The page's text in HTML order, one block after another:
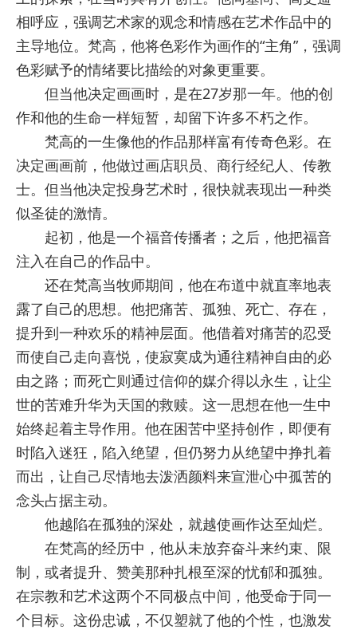
相呼应，强调艺术家的观念和情感在艺术作品中的
主导地位。梵高，他将色彩作为画作的“主角”，强调
色彩赋予的情绪要比描绘的对象更重要。
但当他决定画画时，是在27岁那一年。他的创
作和他的生命一样短暂，却留下许多不朽之作。
梵高的一生像他的作品那样富有传奇色彩。在
决定画画前，他做过画店职员、商行经纪人、传教
士。但当他决定投身艺术时，很快就表现出一种类
似圣徒的激情。
起初，他是一个福音传播者；之后，他把福音
注入在自己的作品中。
还在梵高当牧师期间，他在布道中就直率地表
露了自己的思想。他把痛苦、孤独、死亡、存在，
提升到一种欢乐的精神层面。他借着对痛苦的忍受
而使自己走向喜悦，使寂寞成为通往精神自由的必
由之路；而死亡则通过信仰的媒介得以永生，让尘
世的苦难升华为天国的救赎。这一思想在他一生中
始终起着主导作用。他在困苦中坚持创作，即便有
时陷入迷狂，陷入绝望，但仍努力从绝望中挣扎着
而出，让自己尽情地去泼洒颜料来宣泄心中孤苦的
念头占据主动。
他越陷在孤独的深处，就越使画作达至灿烂。
在梵高的经历中，他从未放弃奋斗来约束、限
制，或者提升、赞美那种扎根至深的忧郁和孤独。
在宗教和艺术这两个不同极点中间，他受命于同一
个目标。这份忠诚，不仅塑就了他的个性，也激发